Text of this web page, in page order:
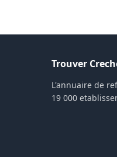
Trouver
L'annuaire de
19 000